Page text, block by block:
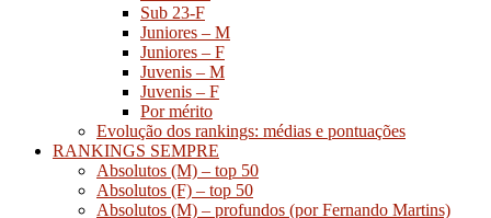
Sub 23-F
Juniores – M
Juniores – F
Juvenis – M
Juvenis – F
Por mérito
Evolução dos rankings: médias e pontuações
RANKINGS SEMPRE
Absolutos (M) – top 50
Absolutos (F) – top 50
Absolutos (M) – profundos (por Fernando Martins)